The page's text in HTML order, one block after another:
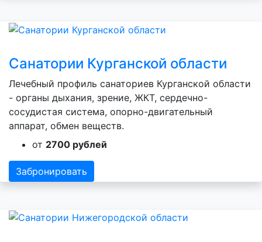
Санатории Курганской области
Лечебный профиль санаториев Курганской области
- органы дыхания, зрение, ЖКТ, сердечно-
сосудистая система, опорно-двигательный
аппарат, обмен веществ.
от 2700 рублей
Забронировать